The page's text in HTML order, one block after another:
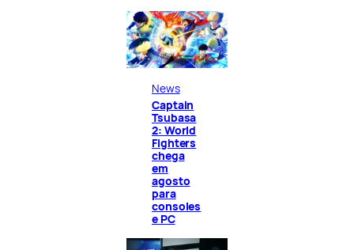
News
Captain
Tsubasa
2: World
Fighters
chega
em
agosto
para
consoles
e PC